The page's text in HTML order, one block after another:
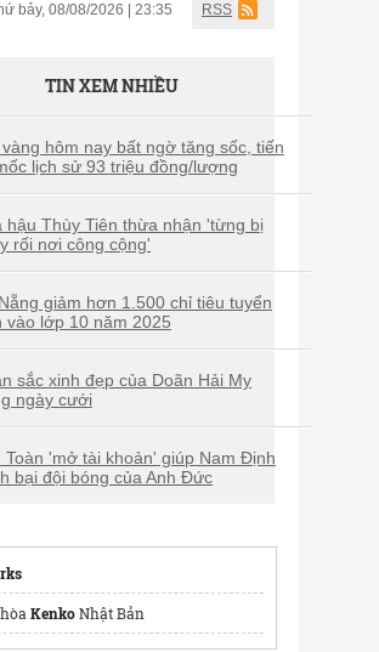
bảy, 08/08/2026 | 23:35 RSS
TIN XEM NHIỀU
hôm nay bất ngờ tăng sốc, tiến
lịch sử 93 triệu đồng/lượng
hậu Thùy Tiên thừa nhận 'từng bị
rối nơi công cộng'
giảm hơn 1.500 chỉ tiêu tuyển
vào lớp 10 năm 2025
sắc xinh đẹp của Doãn Hải My
ngày cưới
Toàn 'mở tài khoản' giúp Nam Định
bại đội bóng của Anh Đức
KenkoNhật Bản